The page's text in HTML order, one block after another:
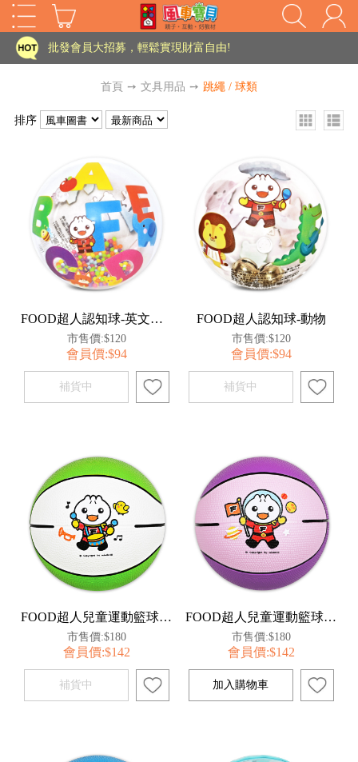
家長樂了!「風車書版集團暨FOOD超人企業總部」目前正興建中!
批發會員大招募，輕鬆實現財富自由!
老師您好!!幼教會員火熱招募中~
批發會員大招募，輕鬆實現財富自由!
老師您好!!幼教會員火熱招募中~
首頁 ➙ 文具用品 ➙ 跳繩 / 球類
排序
FOOD超人認知球-英文數字
市售價:$120
會員價:$94
FOOD超人認知球-動物
市售價:$120
會員價:$94
FOOD超人兒童運動籃球-白綠
市售價:$180
會員價:$142
FOOD超人兒童運動籃球-淺紫
市售價:$180
會員價:$142